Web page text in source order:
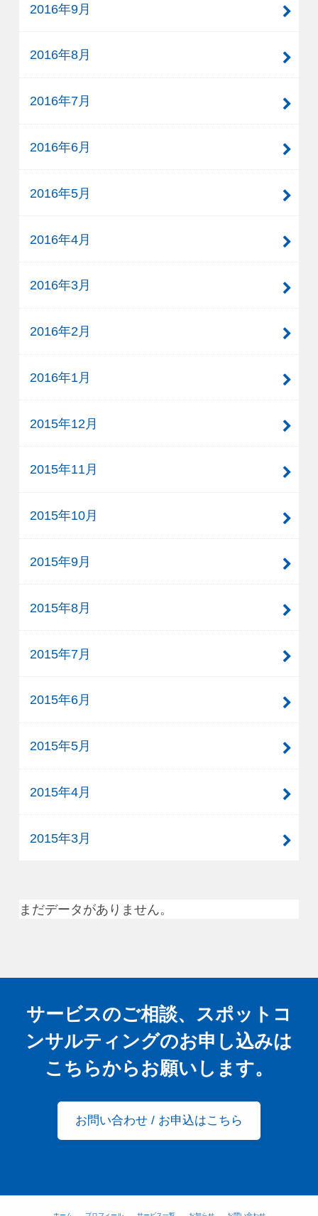
2016年9月
2016年8月
2016年7月
2016年6月
2016年5月
2016年4月
2016年3月
2016年2月
2016年1月
2015年12月
2015年11月
2015年10月
2015年9月
2015年8月
2015年7月
2015年6月
2015年5月
2015年4月
2015年3月
まだデータがありません。
サービスのご相談、スポットコ
ンサルティングのお申し込みは
こちらからお願いします。
お問い合わせ / お申込はこちら